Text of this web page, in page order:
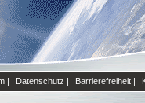
| Datenschutz | Barrierefreiheit |